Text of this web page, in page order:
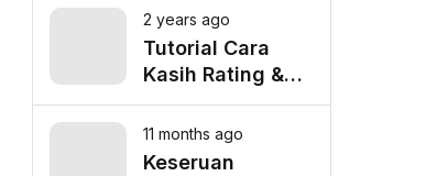
Tampil Maksimal
2 years ago
Tutorial Cara
Kasih Rating &
Tip untuk Driver
Lalamove Ride
11 months ago
Keseruan